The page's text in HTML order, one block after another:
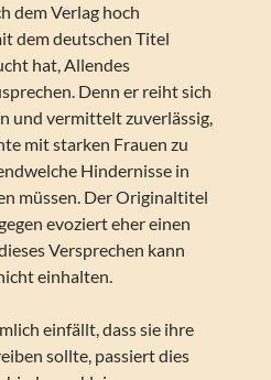
dem Verlag hoch
dem deutschen Titel
hat, Allendes
Denn er reiht sich
und vermittelt zuverlässig,
mit starken Frauen zu
Hindernisse in
müssen. Der Originaltitel
evoziert eher einen
Versprechen kann
einhalten.
einfällt, dass sie ihre
sollte, passiert dies